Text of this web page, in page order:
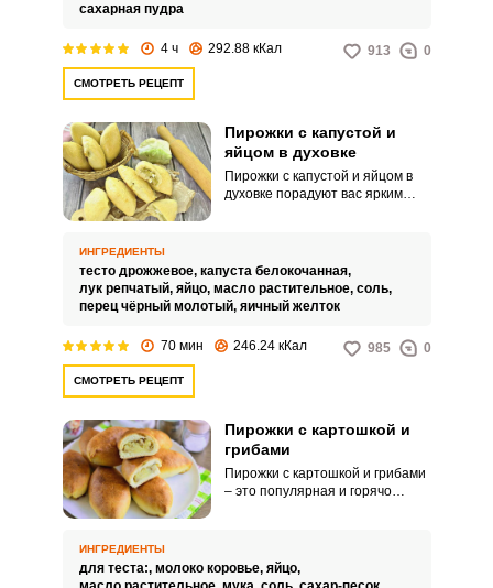
сахарная пудра
4 ч 292.88 кКал 913 0
СМОТРЕТЬ РЕЦЕПТ
Пирожки с капустой и
яйцом в духовке
Пирожки с капустой и яйцом в
духовке порадуют вас ярким
всей семьи и точно никого не
оставит равнодушным.
ИНГРЕДИЕНТЫ
тесто дрожжевое, капуста белокочанная,
лук репчатый, яйцо, масло растительное, соль,
перец чёрный молотый, яичный желток
70 мин 246.24 кКал 985 0
СМОТРЕТЬ РЕЦЕПТ
Пирожки с картошкой и
грибами
Пирожки с картошкой и грибами
– это популярная и горячо
свое приготовление, но выпечка
с ним получается максимально
ИНГРЕДИЕНТЫ
для теста:, молоко коровье, яйцо,